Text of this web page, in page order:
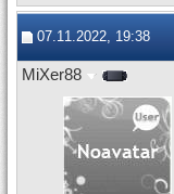
07.11.2022, 19:38
MiXer88